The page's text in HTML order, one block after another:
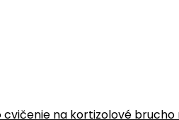
cvičenie na kortizolové